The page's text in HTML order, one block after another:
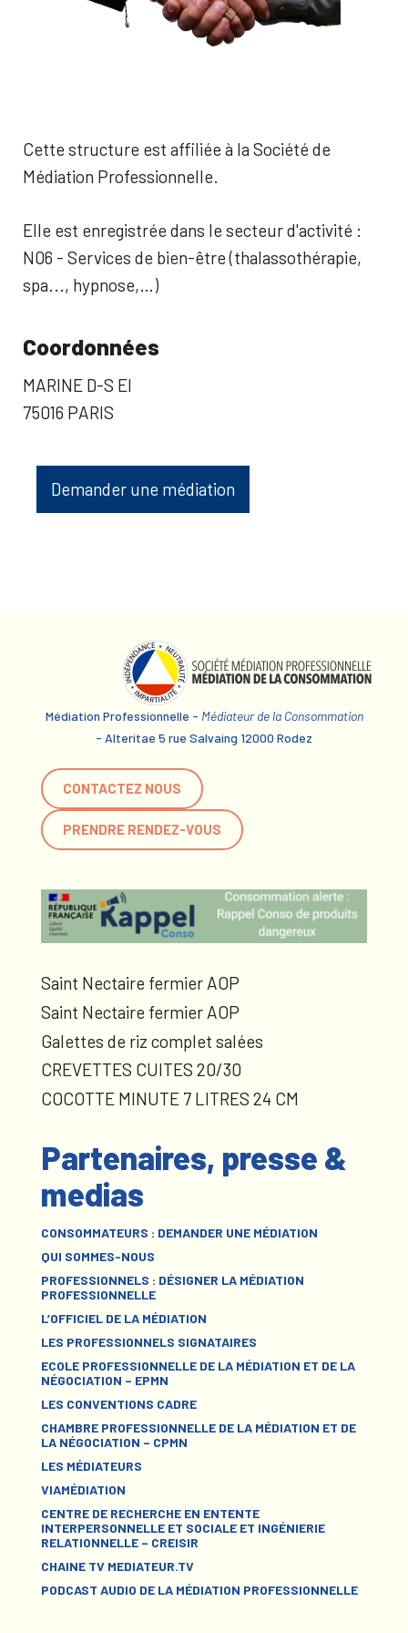
Cette structure est affiliée à la Société de
Médiation Professionnelle.
Elle est enregistrée dans le secteur d'activité :
N06 - Services de bien-être (thalassothérapie,
spa..., hypnose,…)
Coordonnées
MARINE D-S EI
75016 PARIS
Demander une médiation
Médiation Professionnelle - Médiateur de la Consommation
- Alteritae 5 rue Salvaing 12000 Rodez
CONTACTEZ NOUS
PRENDRE RENDEZ-VOUS
Saint Nectaire fermier AOP
Saint Nectaire fermier AOP
Galettes de riz complet salées
CREVETTES CUITES 20/30
COCOTTE MINUTE 7 LITRES 24 CM
Partenaires, presse &
medias
CONSOMMATEURS : DEMANDER UNE MÉDIATION
QUI SOMMES-NOUS
PROFESSIONNELS : DÉSIGNER LA MÉDIATION
PROFESSIONNELLE
L’OFFICIEL DE LA MÉDIATION
LES PROFESSIONNELS SIGNATAIRES
ECOLE PROFESSIONNELLE DE LA MÉDIATION ET DE LA
NÉGOCIATION – EPMN
LES CONVENTIONS CADRE
CHAMBRE PROFESSIONNELLE DE LA MÉDIATION ET DE
LA NÉGOCIATION – CPMN
LES MÉDIATEURS
VIAMÉDIATION
CENTRE DE RECHERCHE EN ENTENTE
INTERPERSONNELLE ET SOCIALE ET INGÉNIERIE
RELATIONNELLE – CREISIR
CHAINE TV MEDIATEUR.TV
PODCAST AUDIO DE LA MÉDIATION PROFESSIONNELLE